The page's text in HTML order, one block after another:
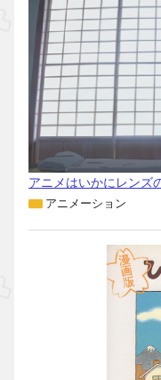
アニメはいかにレンズ
アニメーション